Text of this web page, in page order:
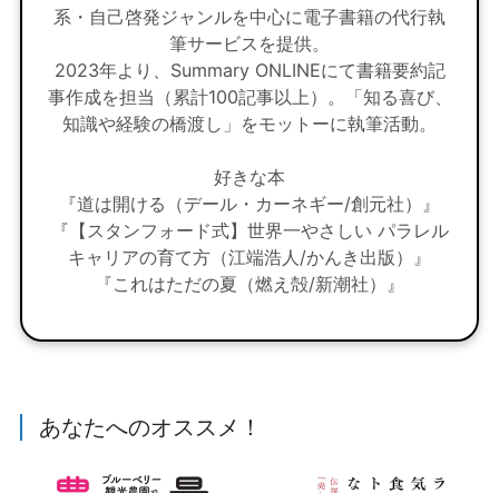
系・自己啓発ジャンルを中心に電子書籍の代行執
筆サービスを提供。
2023年より、Summary ONLINEにて書籍要約記
事作成を担当（累計100記事以上）。「知る喜び、
知識や経験の橋渡し」をモットーに執筆活動。
好きな本
『道は開ける（デール・カーネギー/創元社）』
『【スタンフォード式】世界一やさしい パラレル
キャリアの育て方（江端浩人/かんき出版）』
『これはただの夏（燃え殻/新潮社）』
あなたへのオススメ！